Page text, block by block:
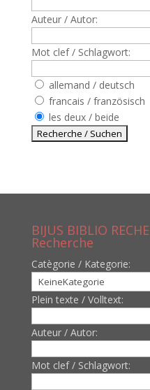
Auteur / Autor:
Mot clef / Schlagwort:
allemand / deutsch
francais / französisch
les deux / beide
BIJUS BIBLIO
Recherche
Catègorie / Kategorie:
Plein texte / Volltext:
Auteur / Autor:
Mot clef / Schlagwort: